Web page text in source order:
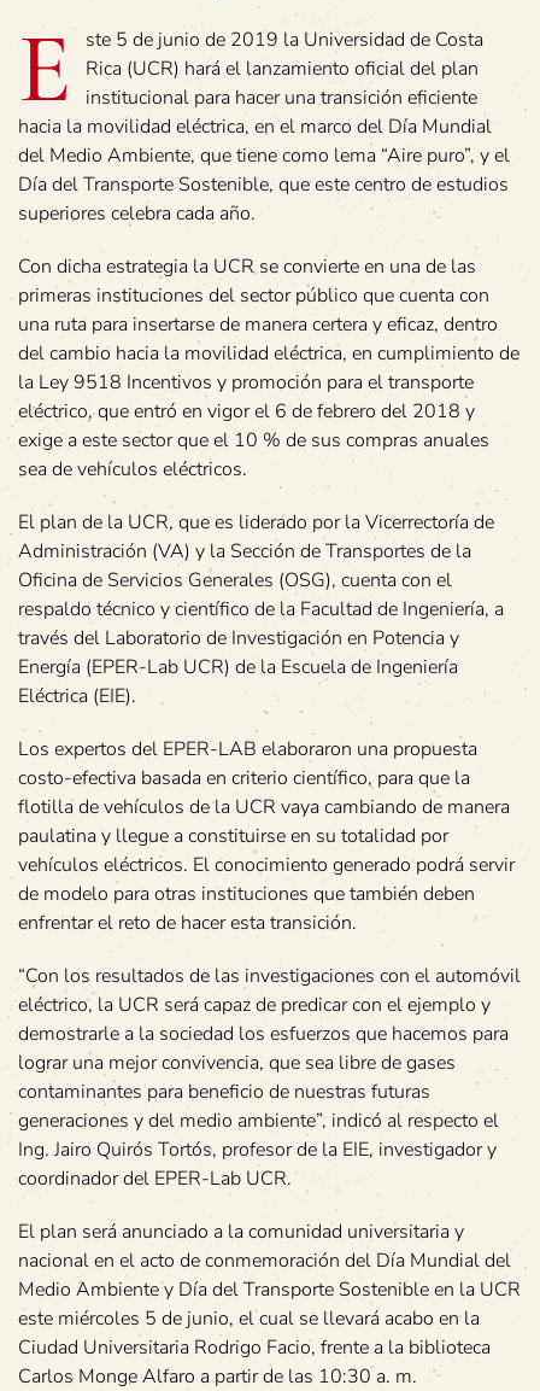
E
ste 5 de junio de 2019 la Universidad de Costa
Rica (UCR) hará el lanzamiento oficial del plan
institucional para hacer una transición eficiente
hacia la movilidad eléctrica, en el marco del Día Mundial
del Medio Ambiente, que tiene como lema “Aire puro”, y el
Día del Transporte Sostenible, que este centro de estudios
superiores celebra cada año.
Con dicha estrategia la UCR se convierte en una de las
primeras instituciones del sector público que cuenta con
una ruta para insertarse de manera certera y eficaz, dentro
del cambio hacia la movilidad eléctrica, en cumplimiento de
la Ley 9518 Incentivos y promoción para el transporte
eléctrico, que entró en vigor el 6 de febrero del 2018 y
exige a este sector que el 10 % de sus compras anuales
sea de vehículos eléctricos.
El plan de la UCR, que es liderado por la Vicerrectoría de
Administración (VA) y la Sección de Transportes de la
Oficina de Servicios Generales (OSG), cuenta con el
respaldo técnico y científico de la Facultad de Ingeniería, a
través del Laboratorio de Investigación en Potencia y
Energía (EPER-Lab UCR) de la Escuela de Ingeniería
Eléctrica (EIE).
Los expertos del EPER-LAB elaboraron una propuesta
costo-efectiva basada en criterio científico, para que la
flotilla de vehículos de la UCR vaya cambiando de manera
paulatina y llegue a constituirse en su totalidad por
vehículos eléctricos. El conocimiento generado podrá servir
de modelo para otras instituciones que también deben
enfrentar el reto de hacer esta transición.
“Con los resultados de las investigaciones con el automóvil
eléctrico, la UCR será capaz de predicar con el ejemplo y
demostrarle a la sociedad los esfuerzos que hacemos para
lograr una mejor convivencia, que sea libre de gases
contaminantes para beneficio de nuestras futuras
generaciones y del medio ambiente”, indicó al respecto el
Ing. Jairo Quirós Tortós, profesor de la EIE, investigador y
coordinador del EPER-Lab UCR.
El plan será anunciado a la comunidad universitaria y
nacional en el acto de conmemoración del Día Mundial del
Medio Ambiente y Día del Transporte Sostenible en la UCR
este miércoles 5 de junio, el cual se llevará acabo en la
Ciudad Universitaria Rodrigo Facio, frente a la biblioteca
Carlos Monge Alfaro a partir de las 10:30 a. m.